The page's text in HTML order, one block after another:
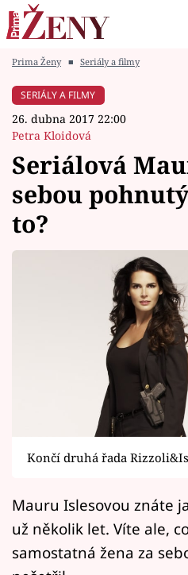
Módní alarm
Témata
Celebrity
Horoskopy
Sledujte prima+
Filmový festival
Mámy sobě
Přihlášení
Prima Ženy ■ Seriály a filmy
SERIÁLY A FILMY
26. dubna 2017 22:00
Petra Kloidová
Seriálová
sebou
to?
Končí druhá řada
Mauru Islesovou znáte
už několik let. Víte ale,
samostatná žena za